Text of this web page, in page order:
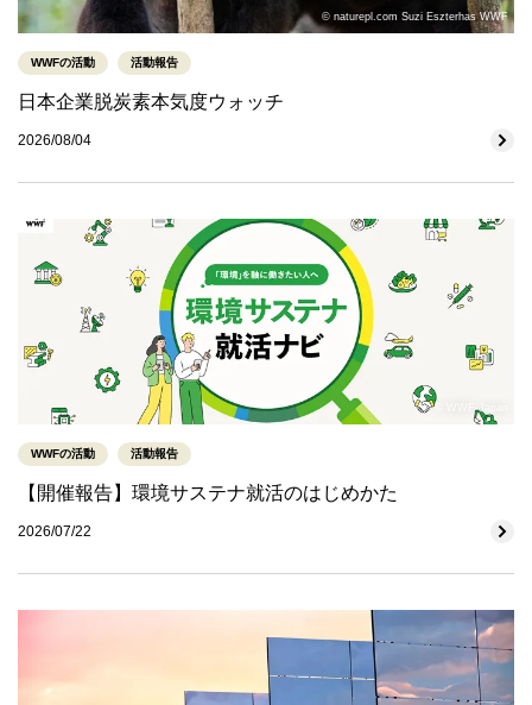
© naturepl.com Suzi Eszterhas WWF
WWFの活動 活動報告
日本企業脱炭素本気度ウォッチ
2026/08/04
© WWF-Japan
WWFの活動 活動報告
【開催報告】環境サステナ就活のはじめかた
2026/07/22